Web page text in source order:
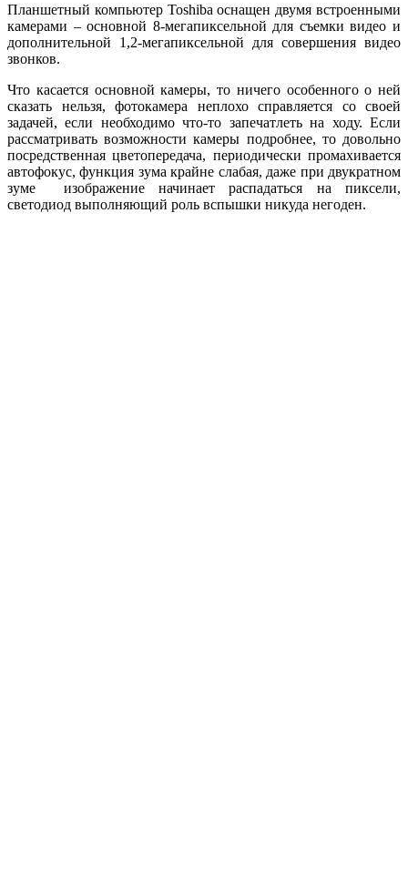
Планшетный компьютер Toshiba оснащен двумя встроенными
камерами – основной 8-мегапиксельной для съемки видео и
дополнительной 1,2-мегапиксельной для совершения видео
звонков.
Что касается основной камеры, то ничего особенного о ней
сказать нельзя, фотокамера неплохо справляется со своей
задачей, если необходимо что-то запечатлеть на ходу. Если
рассматривать возможности камеры подробнее, то довольно
посредственная цветопередача, периодически промахивается
автофокус, функция зума крайне слабая, даже при двукратном
зуме изображение начинает распадаться на пиксели,
светодиод выполняющий роль вспышки никуда негоден.